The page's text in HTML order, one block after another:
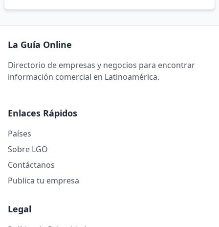
La Guía Online
Directorio de empresas y negocios para encontrar
información comercial en Latinoamérica.
Enlaces Rápidos
Países
Sobre LGO
Contáctanos
Publica tu empresa
Legal